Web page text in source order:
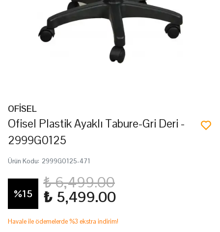
OFİSEL
Ofisel Plastik Ayaklı Tabure-Gri Deri -
2999G0125
Ürün Kodu: 2999G0125-471
%15
₺ 6,499.00
₺ 5,499.00
Havale ile ödemelerde %3 ekstra indirim!